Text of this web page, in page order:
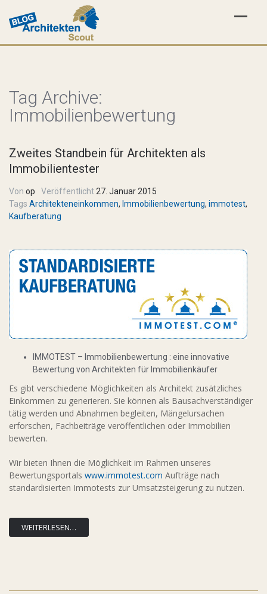
Tag Archive:
Immobilienbewertung
Zweites Standbein für Architekten als
Immobilientester
Von op Veröffentlicht 27. Januar 2015
Tags Architekteneinkommen, Immobilienbewertung, immotest,
Kaufberatung
IMMOTEST – Immobilienbewertung : eine innovative
Bewertung von Architekten für Immobilienkäufer
Es gibt verschiedene Möglichkeiten als Architekt zusätzliches
Einkommen zu generieren. Sie können als Bausachverständiger
tätig werden und Abnahmen begleiten, Mängelursachen
erforschen, Fachbeiträge veröffentlichen oder Immobilien
bewerten.
Wir bieten Ihnen die Möglichkeit im Rahmen unseres
Bewertungsportals www.immotest.com Aufträge nach
standardisierten Immotests zur Umsatzsteigerung zu nutzen.
WEITERLESEN…